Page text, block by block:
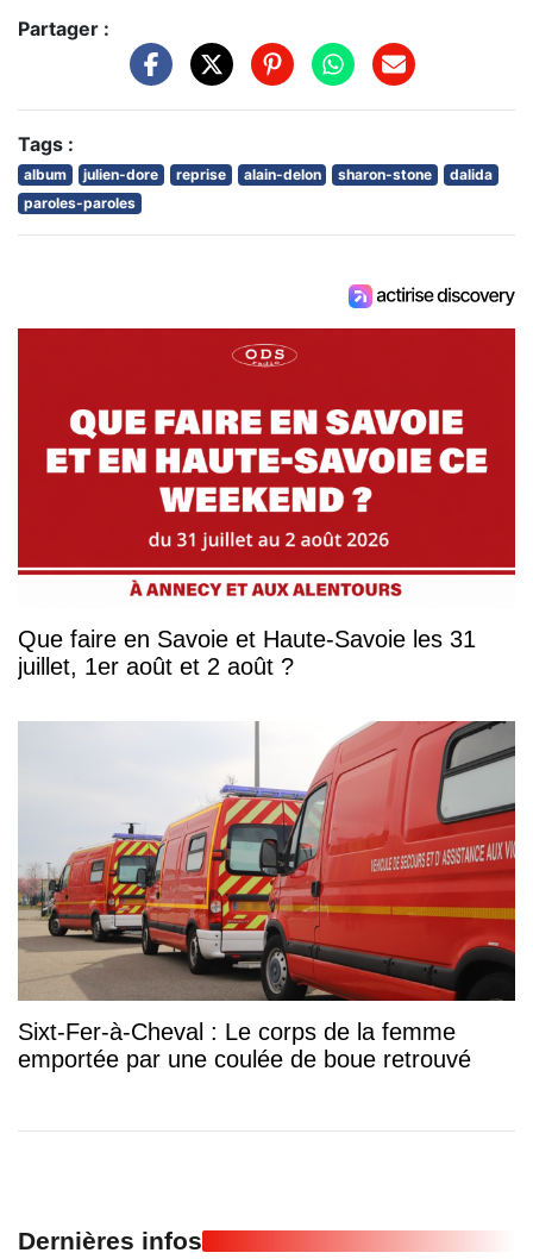
Partager :
Tags :
album julien-dore reprise alain-delon sharon-stone
dalida
paroles-paroles
Que faire en Savoie et Haute-Savoie les 31
juillet, 1er août et 2 août ?
Sixt-Fer-à-Cheval : Le corps de la femme
emportée par une coulée de boue retrouvé
Dernières infos